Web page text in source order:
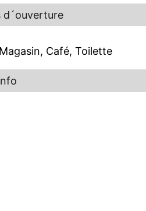
d´ouverture
Café, Toilette